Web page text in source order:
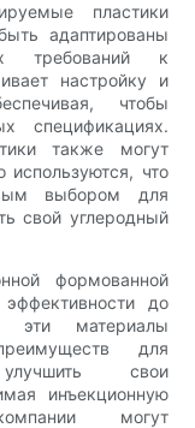
пластики
адаптированы
требований к
настройку и
чтобы
спецификациях.
также могут
используются, что
выбором для
свой углеродный
формованной
до
эти материалы
для
свои
инъекционную
могут